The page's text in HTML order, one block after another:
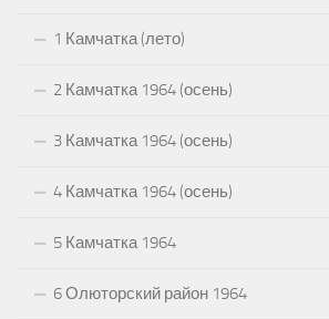
1 Камчатка (лето)
2 Камчатка 1964 (осень)
3 Камчатка 1964 (осень)
4 Камчатка 1964 (осень)
5 Камчатка 1964
6 Олюторский район 1964